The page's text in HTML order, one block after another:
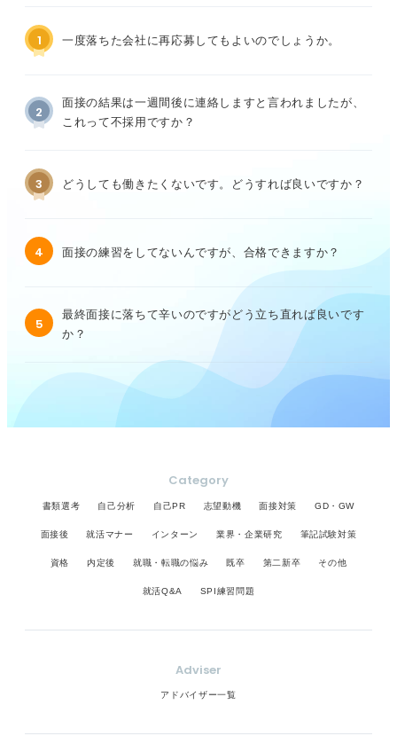
1 一度落ちた会社に再応募してもよいのでしょうか。
2
面接の結果は一週間後に連絡しますと言われましたが、
これって不採用ですか？
3 どうしても働きたくないです。どうすれば良いですか？
4 面接の練習をしてないんですが、合格できますか？
5
最終面接に落ちて辛いのですがどう立ち直れば良いです
か？
Category
書類選考 自己分析 自己PR 志望動機 面接対策 GD・GW
面接後 就活マナー インターン 業界・企業研究 筆記試験対策
資格 内定後 就職・転職の悩み 既卒 第二新卒 その他
就活Q&A SPI練習問題
Adviser
アドバイザー一覧